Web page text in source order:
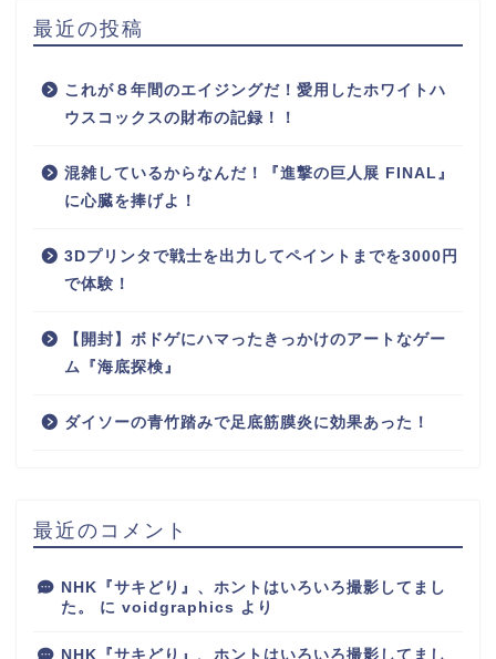
最近の投稿
これが８年間のエイジングだ！愛用したホワイトハ
ウスコックスの財布の記録！！
混雑しているからなんだ！『進撃の巨人展 FINAL』
に心臓を捧げよ！
3Dプリンタで戦士を出力してペイントまでを3000円
で体験！
【開封】ボドゲにハマったきっかけのアートなゲー
ム『海底探検』
ダイソーの青竹踏みで足底筋膜炎に効果あった！
最近のコメント
NHK『サキどり』、ホントはいろいろ撮影してまし
た。
に voidgraphics より
NHK『サキどり』、ホントはいろいろ撮影してまし